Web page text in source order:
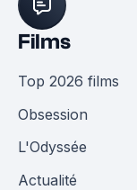
Films
Top 2026 films
Obsession
L'Odyssée
Actualité